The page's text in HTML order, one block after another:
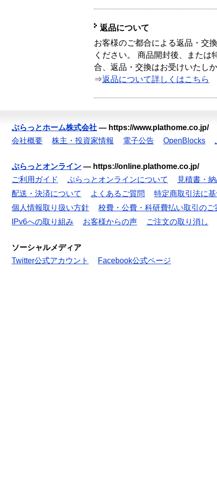
返品について
お客様のご都合による返品・交
ください。 商品開封後、または
合、返品・交換はお受けいたし
⇒返品について詳しくはこちら
ぷらっとホーム株式会社 — https://www.plathome.co.jp/
会社概要
株主・投資家情報 電子公告 OpenBlocks
ぷらっとオンライン — https://online.plathome.co.jp/
ご利用ガイド
ぷらっとオンラインについて
見積書・
配送・決済について
よくあるご質問
特定商取引法に
個人情報取り扱い方針
校費・公費・科研費払い取引のご
IPv6への取り組み
お客様からの声 ご注文の取り消し
ソーシャルメディア
Twitter公式アカウント
Facebook公式ページ